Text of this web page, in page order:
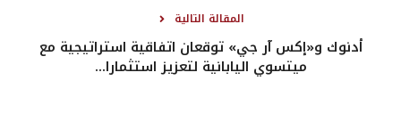
المقالة التالية
أدنوك و«إكس آر جي» توقعان اتفاقية استراتيجية مع
ميتسوي اليابانية لتعزيز استثمارا...